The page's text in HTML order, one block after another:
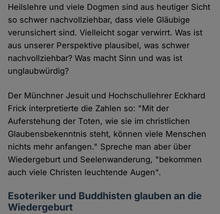
Heilslehre und viele Dogmen sind aus heutiger Sicht
so schwer nachvollziehbar, dass viele Gläubige
verunsichert sind. Vielleicht sogar verwirrt. Was ist
aus unserer Perspektive plausibel, was schwer
nachvollziehbar? Was macht Sinn und was ist
unglaubwürdig?
Der Münchner Jesuit und Hochschullehrer Eckhard
Frick interpretierte die Zahlen so: "Mit der
Auferstehung der Toten, wie sie im christlichen
Glaubensbekenntnis steht, können viele Menschen
nichts mehr anfangen." Spreche man aber über
Wiedergeburt und Seelenwanderung, "bekommen
auch viele Christen leuchtende Augen".
Esoteriker und Buddhisten glauben an die
Wiedergeburt